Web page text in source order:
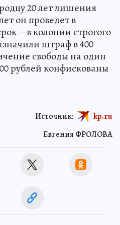
20 лет лишения
он проведет в
– в колонии строгого
штраф в 400
свободы на один
рублей конфискованы
Евгения ФРОЛОВА
Источник: kp.ru